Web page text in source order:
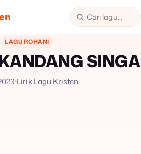
LAGU ROHANI
SINGA
Lirik Lagu Kristen